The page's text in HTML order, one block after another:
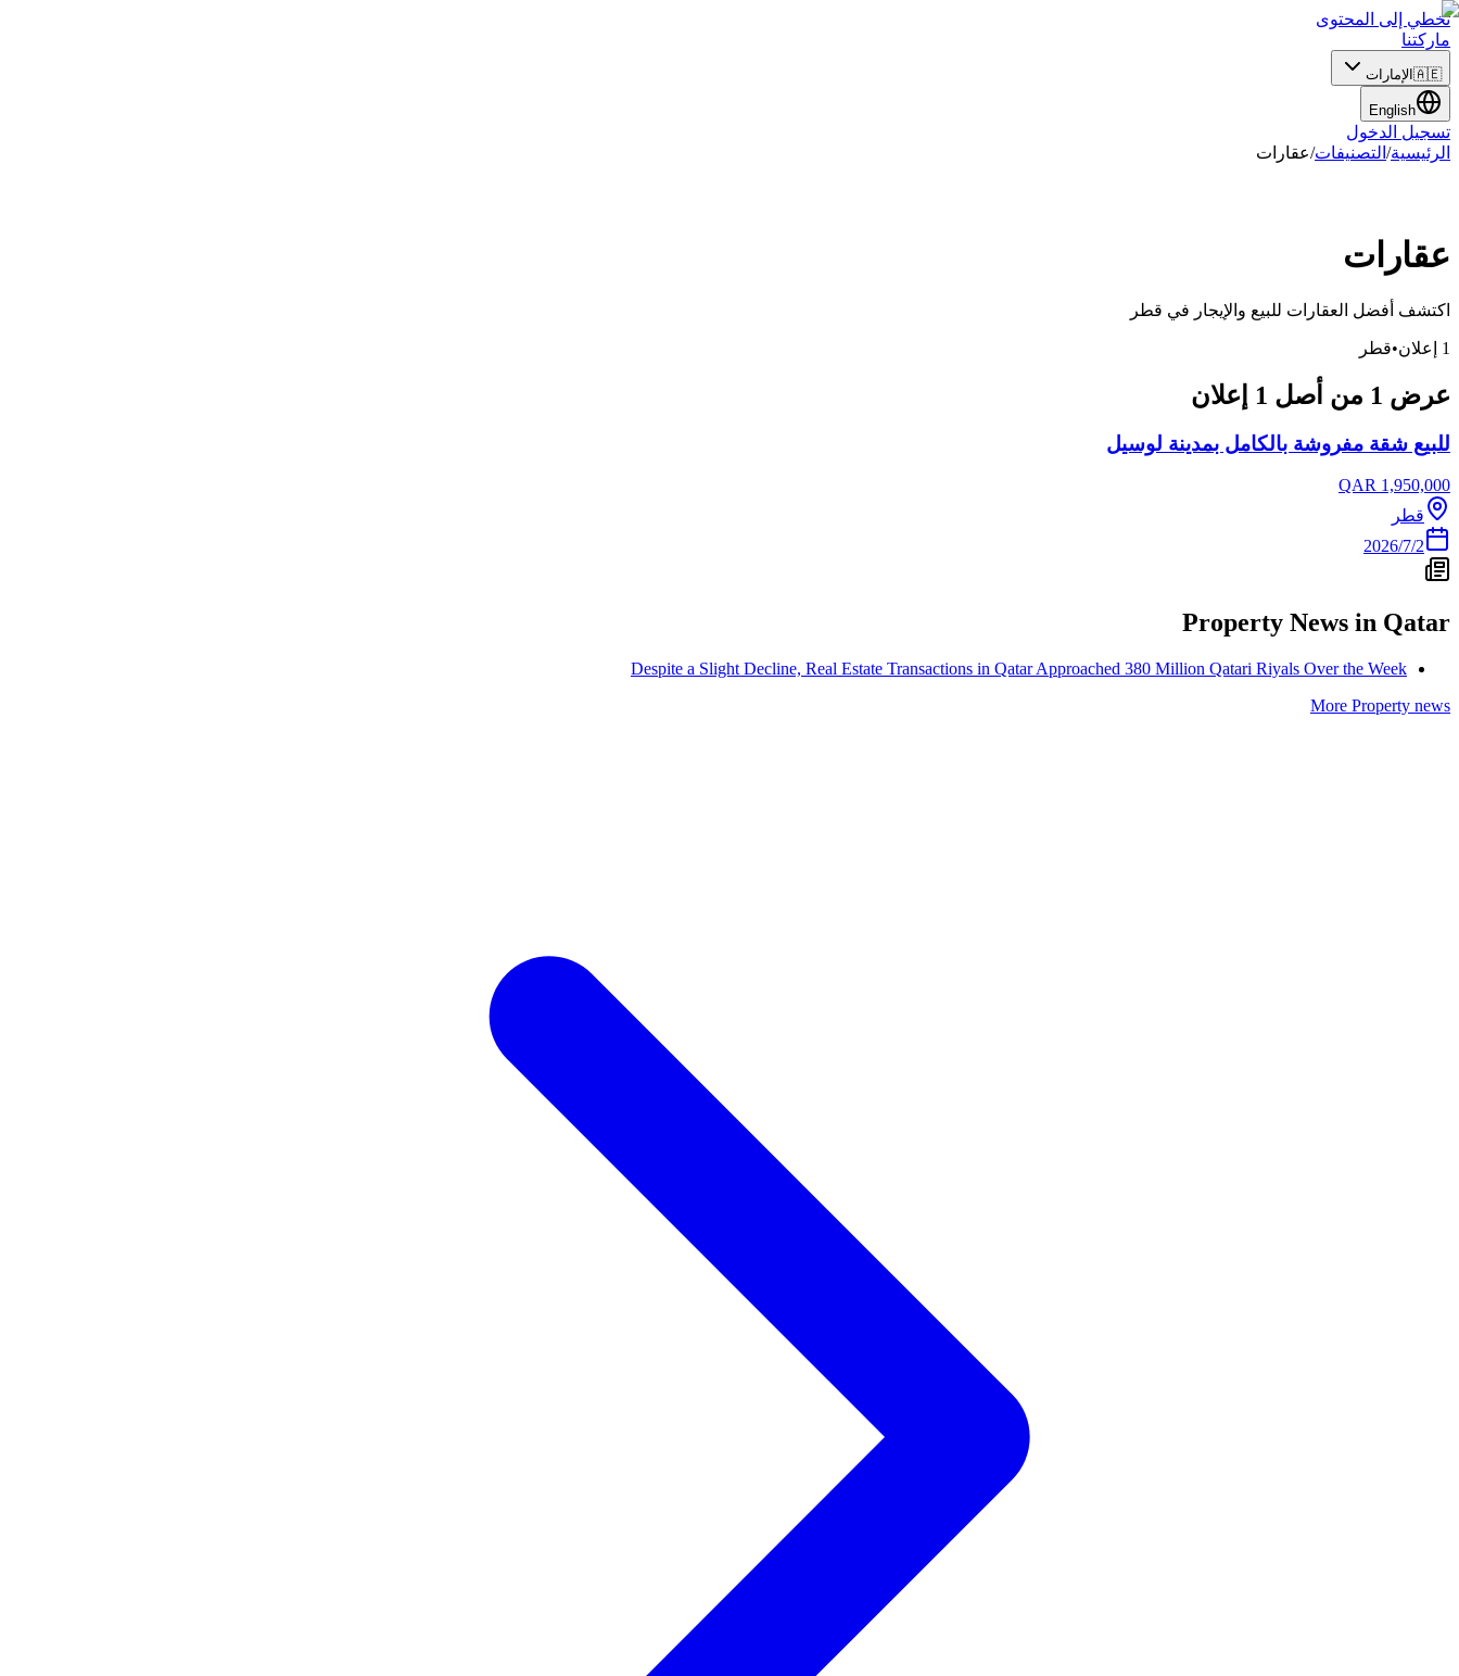
تخطي إلى المحتوى
ماركتنا
🇦🇪 الإمارات
English
تسجيل الدخول
الرئيسية/ التصنيفات/عقارات
عقارات
اكتشف أفضل العقارات للبيع والإيجار في قطر
1 إعلان•قطر
عرض 1 من أصل 1 إعلان
للبيع شقة مفروشة بالكامل بمدينة لوسيل
1,950,000
QAR
قطر
2‏/7‏/2026
Property News in Qatar
Despite a Slight Decline, Real Estate Transactions in Qatar Approached 380 Million Qatari Riyals Over the Week
More Property news